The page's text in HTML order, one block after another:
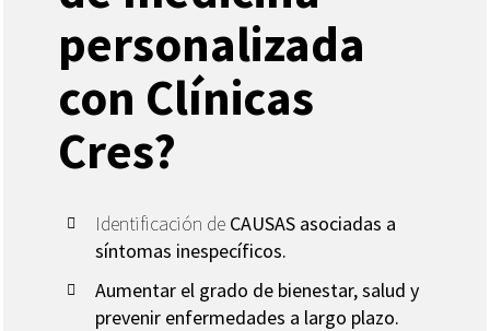
personalizada
con Clínicas
Cres?
Identificación de CAUSAS asociadas a
síntomas inespecíficos.
Aumentar el grado de bienestar, salud y
prevenir enfermedades a largo plazo.